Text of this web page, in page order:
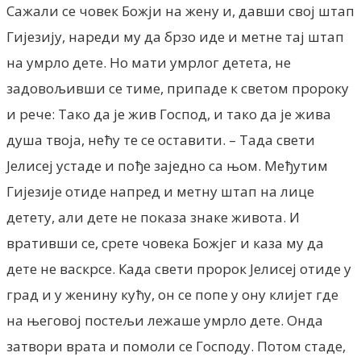
Сажали се човек Божји на жену и, давши свој штап
Гијезију, нареди му да брзо иде и метне тај штап
на умрло дете. Но мати умрлог детета, не
задовољивши се тиме, припаде к светом пророку
и рече: Тако да је жив Господ, и тако да је жива
душа твоја, нећу те се оставити. – Тада свети
Јелисеј устаде и пође заједно са њом. Међутим
Гијезије отиде напред и метну штап на лице
детету, али дете не показа знаке живота. И
вративши се, срете човека Божјег и каза му да
дете не васкрсе. Када свети пророк Јелисеј отиде у
град и у женину кућу, он се попе у ону клијет где
на његовој постељи лежаше умрло дете. Онда
затвори врата и помоли се Господу. Потом стаде,